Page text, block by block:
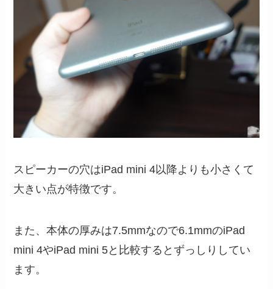
スピーカーの穴はiPad mini 4以降よりも小さくて
大きい点が特徴です。
また、本体の厚みは7.5mmなので6.1mmのiPad
mini 4やiPad mini 5と比較するとずっしりしてい
ます。